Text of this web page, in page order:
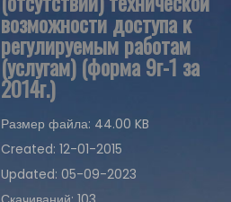
возможности доступа к
регулируемым работам
(услугам) (форма 9г-1 за
2014г.)
Размер файла: 44.00 KB
Created: 12-01-2015
Updated: 05-09-2023